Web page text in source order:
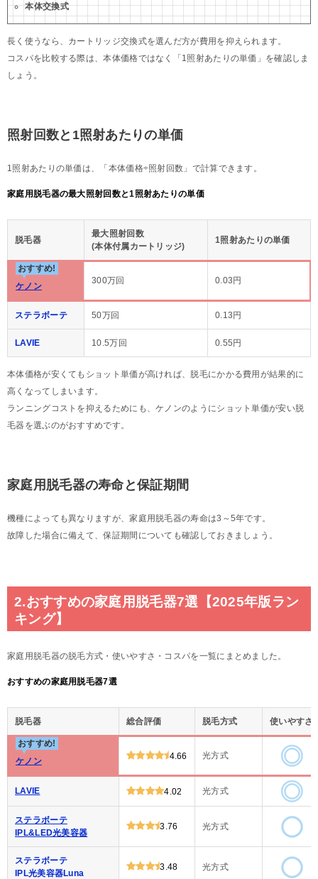
本体交換式
長く使うなら、カートリッジ交換式を選んだ方が費用を抑えられます。
コスパを比較する際は、本体価格ではなく「1照射あたりの単価」を確認しま
しょう。
照射回数と1照射あたりの単価
1照射あたりの単価は、「本体価格÷照射回数」で計算できます。
家庭用脱毛器の最大照射回数と1照射あたりの単価
脱毛器
最大照射回数
(本体付属カートリッジ)
1照射あたりの単価
おすすめ!
ケノン
300万回 0.03円
ステラボーテ 50万回 0.13円
LAVIE 10.5万回 0.55円
本体価格が安くてもショット単価が高ければ、脱毛にかかる費用が結果的に
高くなってしまいます。
ランニングコストを抑えるためにも、ケノンのようにショット単価が安い脱
毛器を選ぶのがおすすめです。
家庭用脱毛器の寿命と保証期間
機種によっても異なりますが、家庭用脱毛器の寿命は3～5年です。
故障した場合に備えて、保証期間についても確認しておきましょう。
2.おすすめの家庭用脱毛器7選【2025年版ラン
キング】
家庭用脱毛器の脱毛方式・使いやすさ・コスパを一覧にまとめました。
おすすめの家庭用脱毛器7選
脱毛器 総合評価 脱毛方式 使いやすさ
おすすめ!
ケノン
4.66 光方式
LAVIE 4.02 光方式
ステラボーテ
IPL&LED光美容器
3.76 光方式
ステラボーテ
IPL光美容器Luna
3.48 光方式